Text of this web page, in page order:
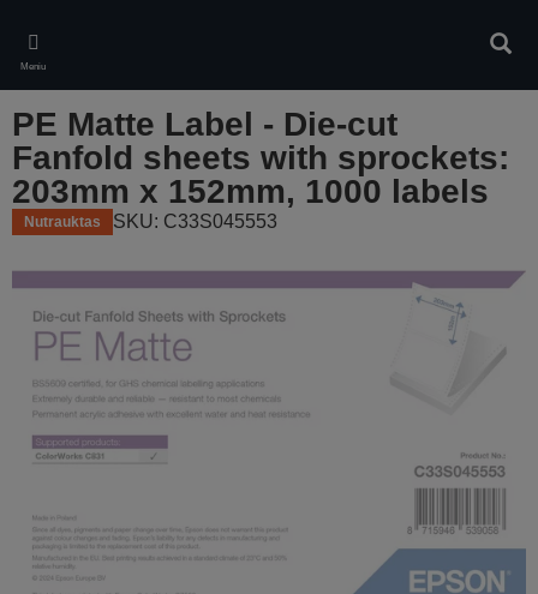
main
content
Meniu
PE Matte Label - Die-cut
Fanfold sheets with sprockets:
203mm x 152mm, 1000 labels
Nutrauktas SKU: C33S045553